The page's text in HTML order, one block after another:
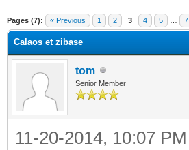
Pages (7): « Previous 1 2 3 4 5 7
Calaos et zibase
tom
Senior Member
11-20-2014, 10:07 PM